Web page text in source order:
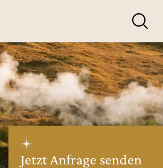
Jetzt Anfrage senden